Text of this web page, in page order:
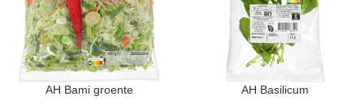
AH Bami groente AH Basilicum